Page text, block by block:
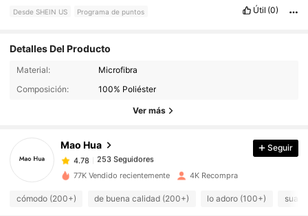
Desde SHEIN US Programa de puntos Útil (0)
Detalles Del Producto
Material:
Microfibra
Composición:
100% Poliéster
Ver más
Mao Hua
253 Seguidores
253 Seguidores
w***7 pagóHace 2 horas
4.78 253 Seguidores
Seguir
77K Vendido recientemente 4K Recompra
cómodo (200+) de buena calidad (200+) lo adoro (100+)